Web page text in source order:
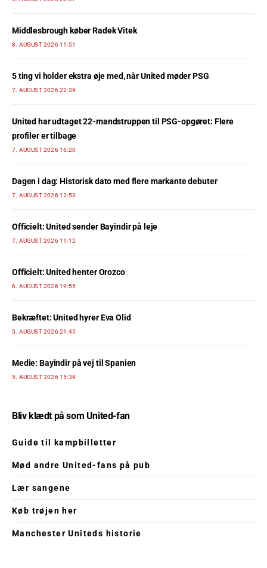
Middlesbrough køber Radek Vitek
8. AUGUST 2026 11:51
5 ting vi holder ekstra øje med, når United møder PSG
7. AUGUST 2026 22:39
United har udtaget 22-mandstruppen til PSG-opgøret: Flere
profiler er tilbage
7. AUGUST 2026 16:20
Dagen i dag: Historisk dato med flere markante debuter
7. AUGUST 2026 12:53
Officielt: United sender Bayindir på leje
7. AUGUST 2026 11:12
Officielt: United henter Orozco
6. AUGUST 2026 19:55
Bekræftet: United hyrer Eva Olid
5. AUGUST 2026 21:45
Medie: Bayindir på vej til Spanien
5. AUGUST 2026 15:39
Bliv klædt på som United-fan
Guide til kampbilletter
Mød andre United-fans på pub
Lær sangene
Køb trøjen her
Manchester Uniteds historie